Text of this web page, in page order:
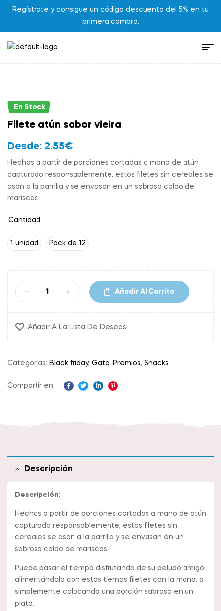
Regístrate y consigue un código descuento del 5% en tu
primera compra.
En Stock
Filete atún sabor vieira
Desde: 2.55€
Hechos a partir de porciones cortadas a mano de atún
capturado responsablemente, estos filetes sin cereales se
asan a la parrilla y se envasan en un sabroso caldo de
mariscos.
Cantidad
1 unidad Pack de 12
Añadir Al Carrito
Añadir A La Lista De Deseos
Categorías: Black friday, Gato, Premios, Snacks
Compartir en:
Descripción
Descripción:
Hechos a partir de porciones cortadas a mano de atún
capturado responsablemente, estos filetes sin
cereales se asan a la parrilla y se envasan en un
sabroso caldo de mariscos.
Puede pasar el tiempo disfrutando de su peludo amigo
alimentándolo con estos tiernos filetes con la mano, o
simplemente colocando una porción sabrosa en un
plato.